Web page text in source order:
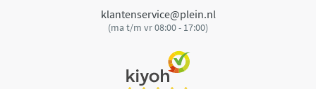
klantenservice@plein.nl
(ma t/m vr 08:00 - 17:00)